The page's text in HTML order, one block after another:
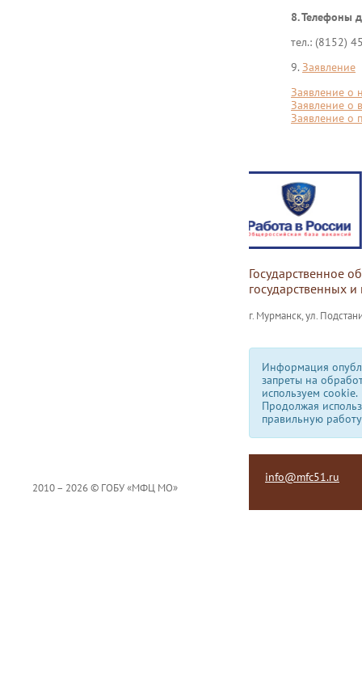
8. Телефоны
тел.: (8152)
9. Заявление
Заявление о
Заявление о
Заявление о
Государственное
государственных
г. Мурманск, ул.
Информация
запреты на
используем сookie.
Продолжая
правильную
2010 – 2026 © ГОБУ «МФЦ МО»
info@mfc51.ru